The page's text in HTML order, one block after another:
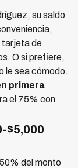
su saldo
tarjeta de
O si prefiere,
le sea cómodo.
primera
el 75% con
$5,000
del monto